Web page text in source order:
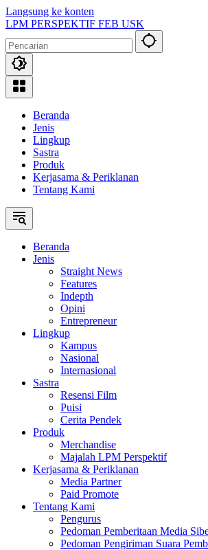
Langsung ke konten
LPM PERSPEKTIF FEB USK
Beranda
Jenis
Lingkup
Sastra
Produk
Kerjasama & Periklanan
Tentang Kami
Beranda
Jenis
Straight News
Features
Indepth
Opini
Entrepreneur
Lingkup
Kampus
Nasional
Internasional
Sastra
Resensi Film
Puisi
Cerita Pendek
Produk
Merchandise
Majalah LPM Perspektif
Kerjasama & Periklanan
Media Partner
Paid Promote
Tentang Kami
Pengurus
Pedoman Pemberitaan Media
Pedoman Pengiriman Suara